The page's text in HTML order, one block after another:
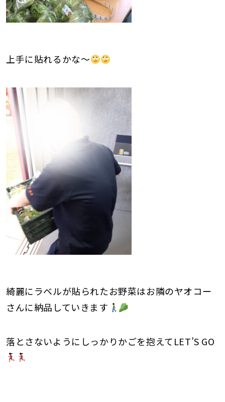
上手に貼れるかな～
綺麗にラベルが貼られたお野菜はお隣のヤオコー
さんに納品していきます
落とさないようにしっかりかごを抱えてLET’S GO